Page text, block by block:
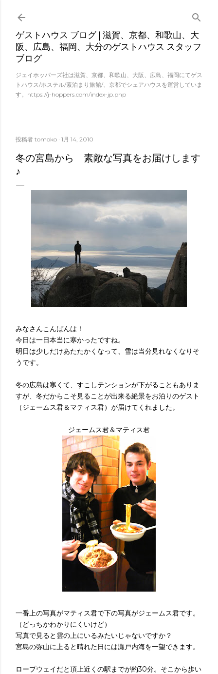
スキップしてメイン コンテンツに移動
ゲストハウス ブログ | 滋賀、京都、和歌山、大
阪、広島、福岡、大分のゲストハウス スタッフ
ブログ
ジェイホッパーズ社は滋賀、京都、和歌山、大阪、広島、福岡にてゲス
トハウス/ホステル/素泊まり旅館/、京都でシェアハウスを運営していま
す。https://j-hoppers.com/index-jp.php
投稿者 tomoko 1月 14, 2010
冬の宮島から 素敵な写真をお届けします
♪
みなさんこんばんは！
今日は一日本当に寒かったですね。
明日は少しだけあたたかくなって、雪は当分見れなくなりそ
うです。
冬の広島は寒くて、すこしテンションが下がることもありま
すが、冬だからこそ見ることが出来る絶景をお泊りのゲスト
（ジェームス君＆マティス君）が届けてくれました。
ジェームス君＆マティス君
一番上の写真がマティス君で下の写真がジェームス君です。
（どっちかわかりにくいけど）
写真で見ると雲の上にいるみたいじゃないですか？
宮島の弥山に上ると晴れた日には瀬戸内海を一望できます。
ロープウェイだと頂上近くの駅までが約30分。そこから歩い